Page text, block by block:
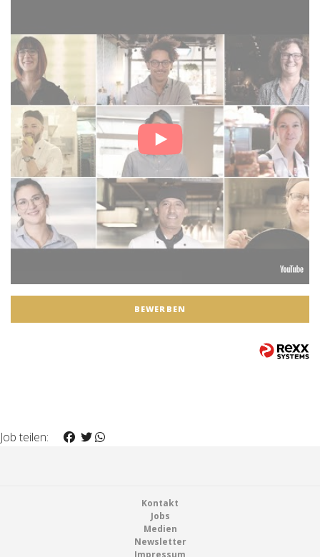
BEWERBEN
Job teilen:
Kontakt
Jobs
Medien
Newsletter
Impressum